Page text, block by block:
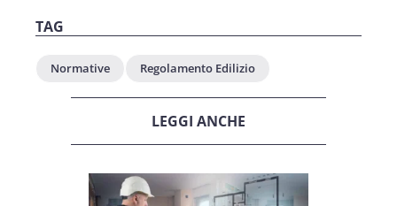
TAG
Normative Regolamento Edilizio
LEGGI ANCHE